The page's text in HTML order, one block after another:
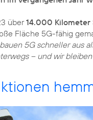
über14.000 Kilometer
Fläche 5G-fähig
bauen 5G schneller aus
– und wir bleiben